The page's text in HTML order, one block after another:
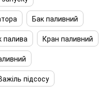
Бак паливний
палива
Кран паливний
підсосу